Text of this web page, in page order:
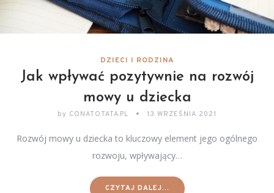
DZIECI I RODZINA
Jak wpływać pozytywnie na rozwój
mowy u dziecka
by CONATOTATA.PL 13 WRZEŚNIA 2021
Rozwój mowy u dziecka to kluczowy element jego ogólnego
rozwoju, wpływający…
CZYTAJ DALEJ...